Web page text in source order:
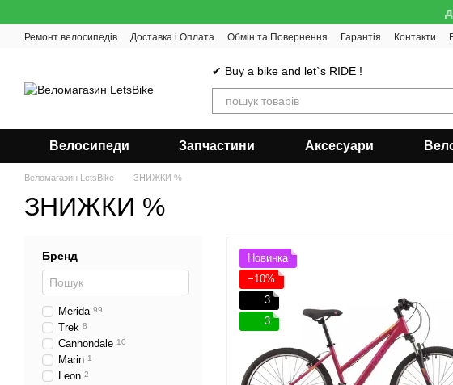
Ремонт велосипедів Доставка і Оплата Обмін та Повернення Гарантія Контакти
✔ Buy a bike and let`s RIDE !
Велосипеди Запчастини Аксесуари
Веломагазин LetsBike ЗНИЖКИ %
ЗНИЖКИ %
Новинка
−10%
3
3
Бренд
Merida 99
Trek 8
Cannondale 10
Marin 1
Leon 2